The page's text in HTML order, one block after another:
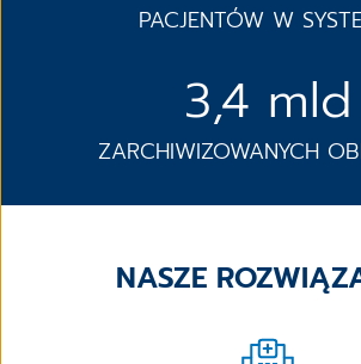
PACJENTÓW W
3,4 mld
ZARCHIWIZOWANYCH
NASZE